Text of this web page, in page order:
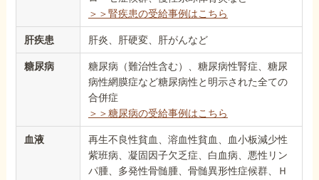
＞＞腎疾患の受給事例はこちら
肝疾患 肝炎、肝硬変、肝がんなど
糖尿病
糖尿病（難治性含む）、糖尿病性腎症、糖尿
病性網膜症など糖尿病性と明示された全ての
合併症
＞＞糖尿病の受給事例はこちら
血液
再生不良性貧血、溶血性貧血、血小板減少性
紫班病、凝固因子欠乏症、白血病、悪性リン
パ腫、多発性骨髄腫、骨髄異形性症候群、Ｈ